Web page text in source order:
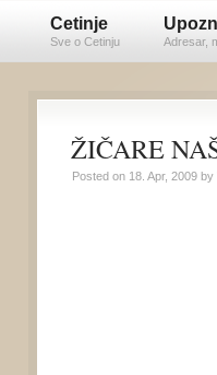
Cetinje
Sve o Cetinju Adresar,
ŽIČARE
Posted on 18. Apr, 2009 by